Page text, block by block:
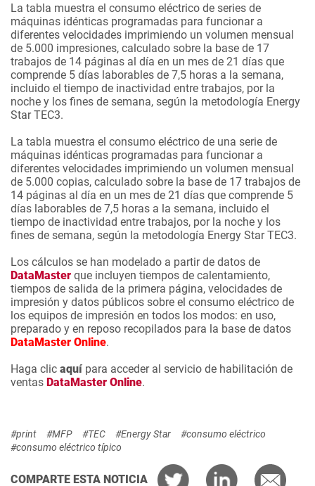
La tabla muestra el consumo eléctrico de series de
máquinas idénticas programadas para funcionar a
diferentes velocidades imprimiendo un volumen mensual
de 5.000 impresiones, calculado sobre la base de 17
trabajos de 14 páginas al día en un mes de 21 días que
comprende 5 días laborables de 7,5 horas a la semana,
incluido el tiempo de inactividad entre trabajos, por la
noche y los fines de semana, según la metodología Energy
Star TEC3.
La tabla muestra el consumo eléctrico de una serie de
máquinas idénticas programadas para funcionar a
diferentes velocidades imprimiendo un volumen mensual
de 5.000 copias, calculado sobre la base de 17 trabajos de
14 páginas al día en un mes de 21 días que comprende 5
días laborables de 7,5 horas a la semana, incluido el
tiempo de inactividad entre trabajos, por la noche y los
fines de semana, según la metodología Energy Star TEC3.
Los cálculos se han modelado a partir de datos de
DataMaster que incluyen tiempos de calentamiento,
tiempos de salida de la primera página, velocidades de
impresión y datos públicos sobre el consumo eléctrico de
los equipos de impresión en todos los modos: en uso,
preparado y en reposo recopilados para la base de datos
DataMaster Online.
Haga clic aquí para acceder al servicio de habilitación de
ventas DataMaster Online.
#print #MFP #TEC #Energy Star
#consumo eléctrico
#consumo eléctrico típico
COMPARTE ESTA NOTICIA